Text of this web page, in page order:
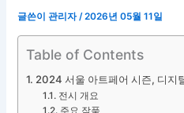
글쓴이관리자/2026년 05월 11일
Table of Contents
2024 서울 아트페어 시즌, 디지
전시 개요
주요 작품